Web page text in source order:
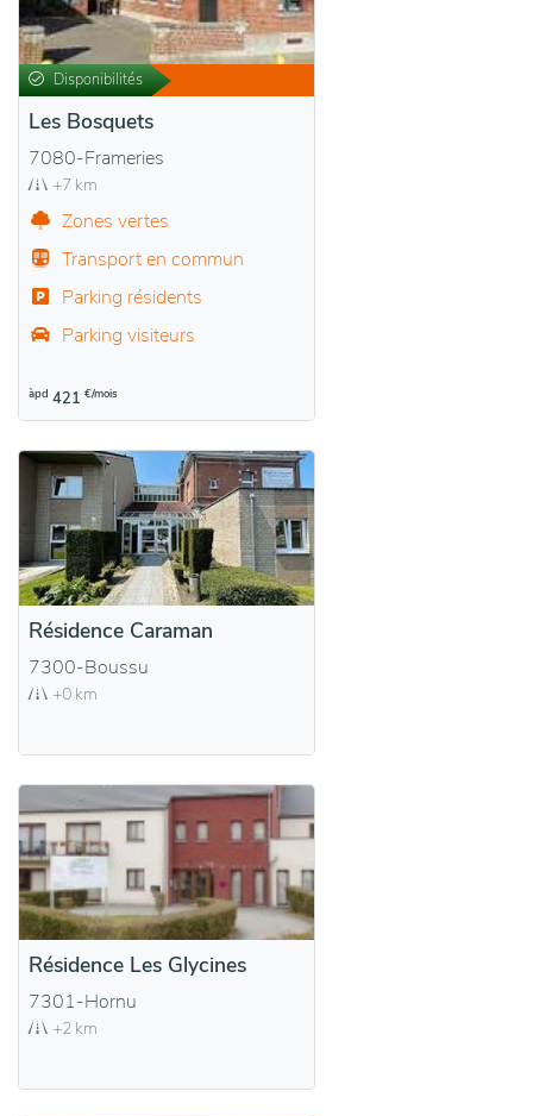
Disponibilités
Les Bosquets
7080-Frameries
+7 km
Zones vertes
Transport en commun
Parking résidents
Parking visiteurs
àpd 421 €/mois
Résidence Caraman
7300-Boussu
+0 km
Résidence Les Glycines
7301-Hornu
+2 km